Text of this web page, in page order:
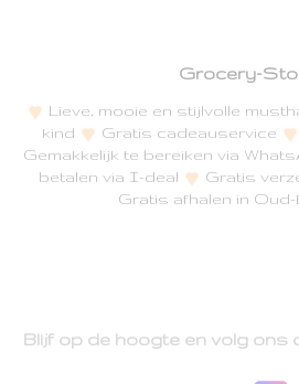
Grocery-
Lieve, mooie en stijlvolle
kind
Gratis cadeauservice
Gemakkelijk te bereiken via
betalen via I-deal
Gratis
Gratis afhalen in
Blijf op de hoogte en volg ons